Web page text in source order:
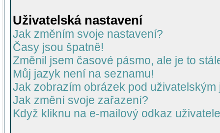
Uživatelská nastavení
Jak změním svoje nastavení?
Časy jsou špatně!
Změnil jsem časové pásmo, ale je to
Můj jazyk není na seznamu!
Jak zobrazím obrázek pod uživatelským
Jak změní svoje zařazení?
Když kliknu na e-mailový odkaz